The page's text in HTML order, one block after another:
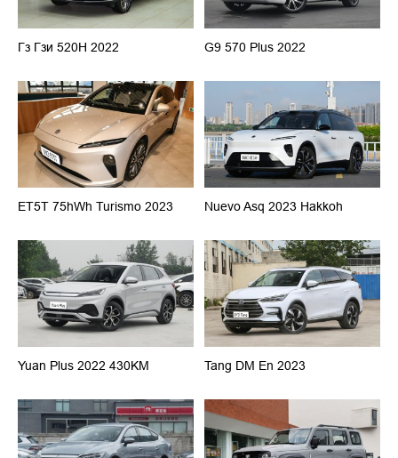
Гз Гзи 520Н 2022 G9 570 Plus 2022
ET5T 75hWh Turismo 2023 Nuevo Asq 2023 Hakkoh
Yuan Plus 2022 430KM Tang DM En 2023